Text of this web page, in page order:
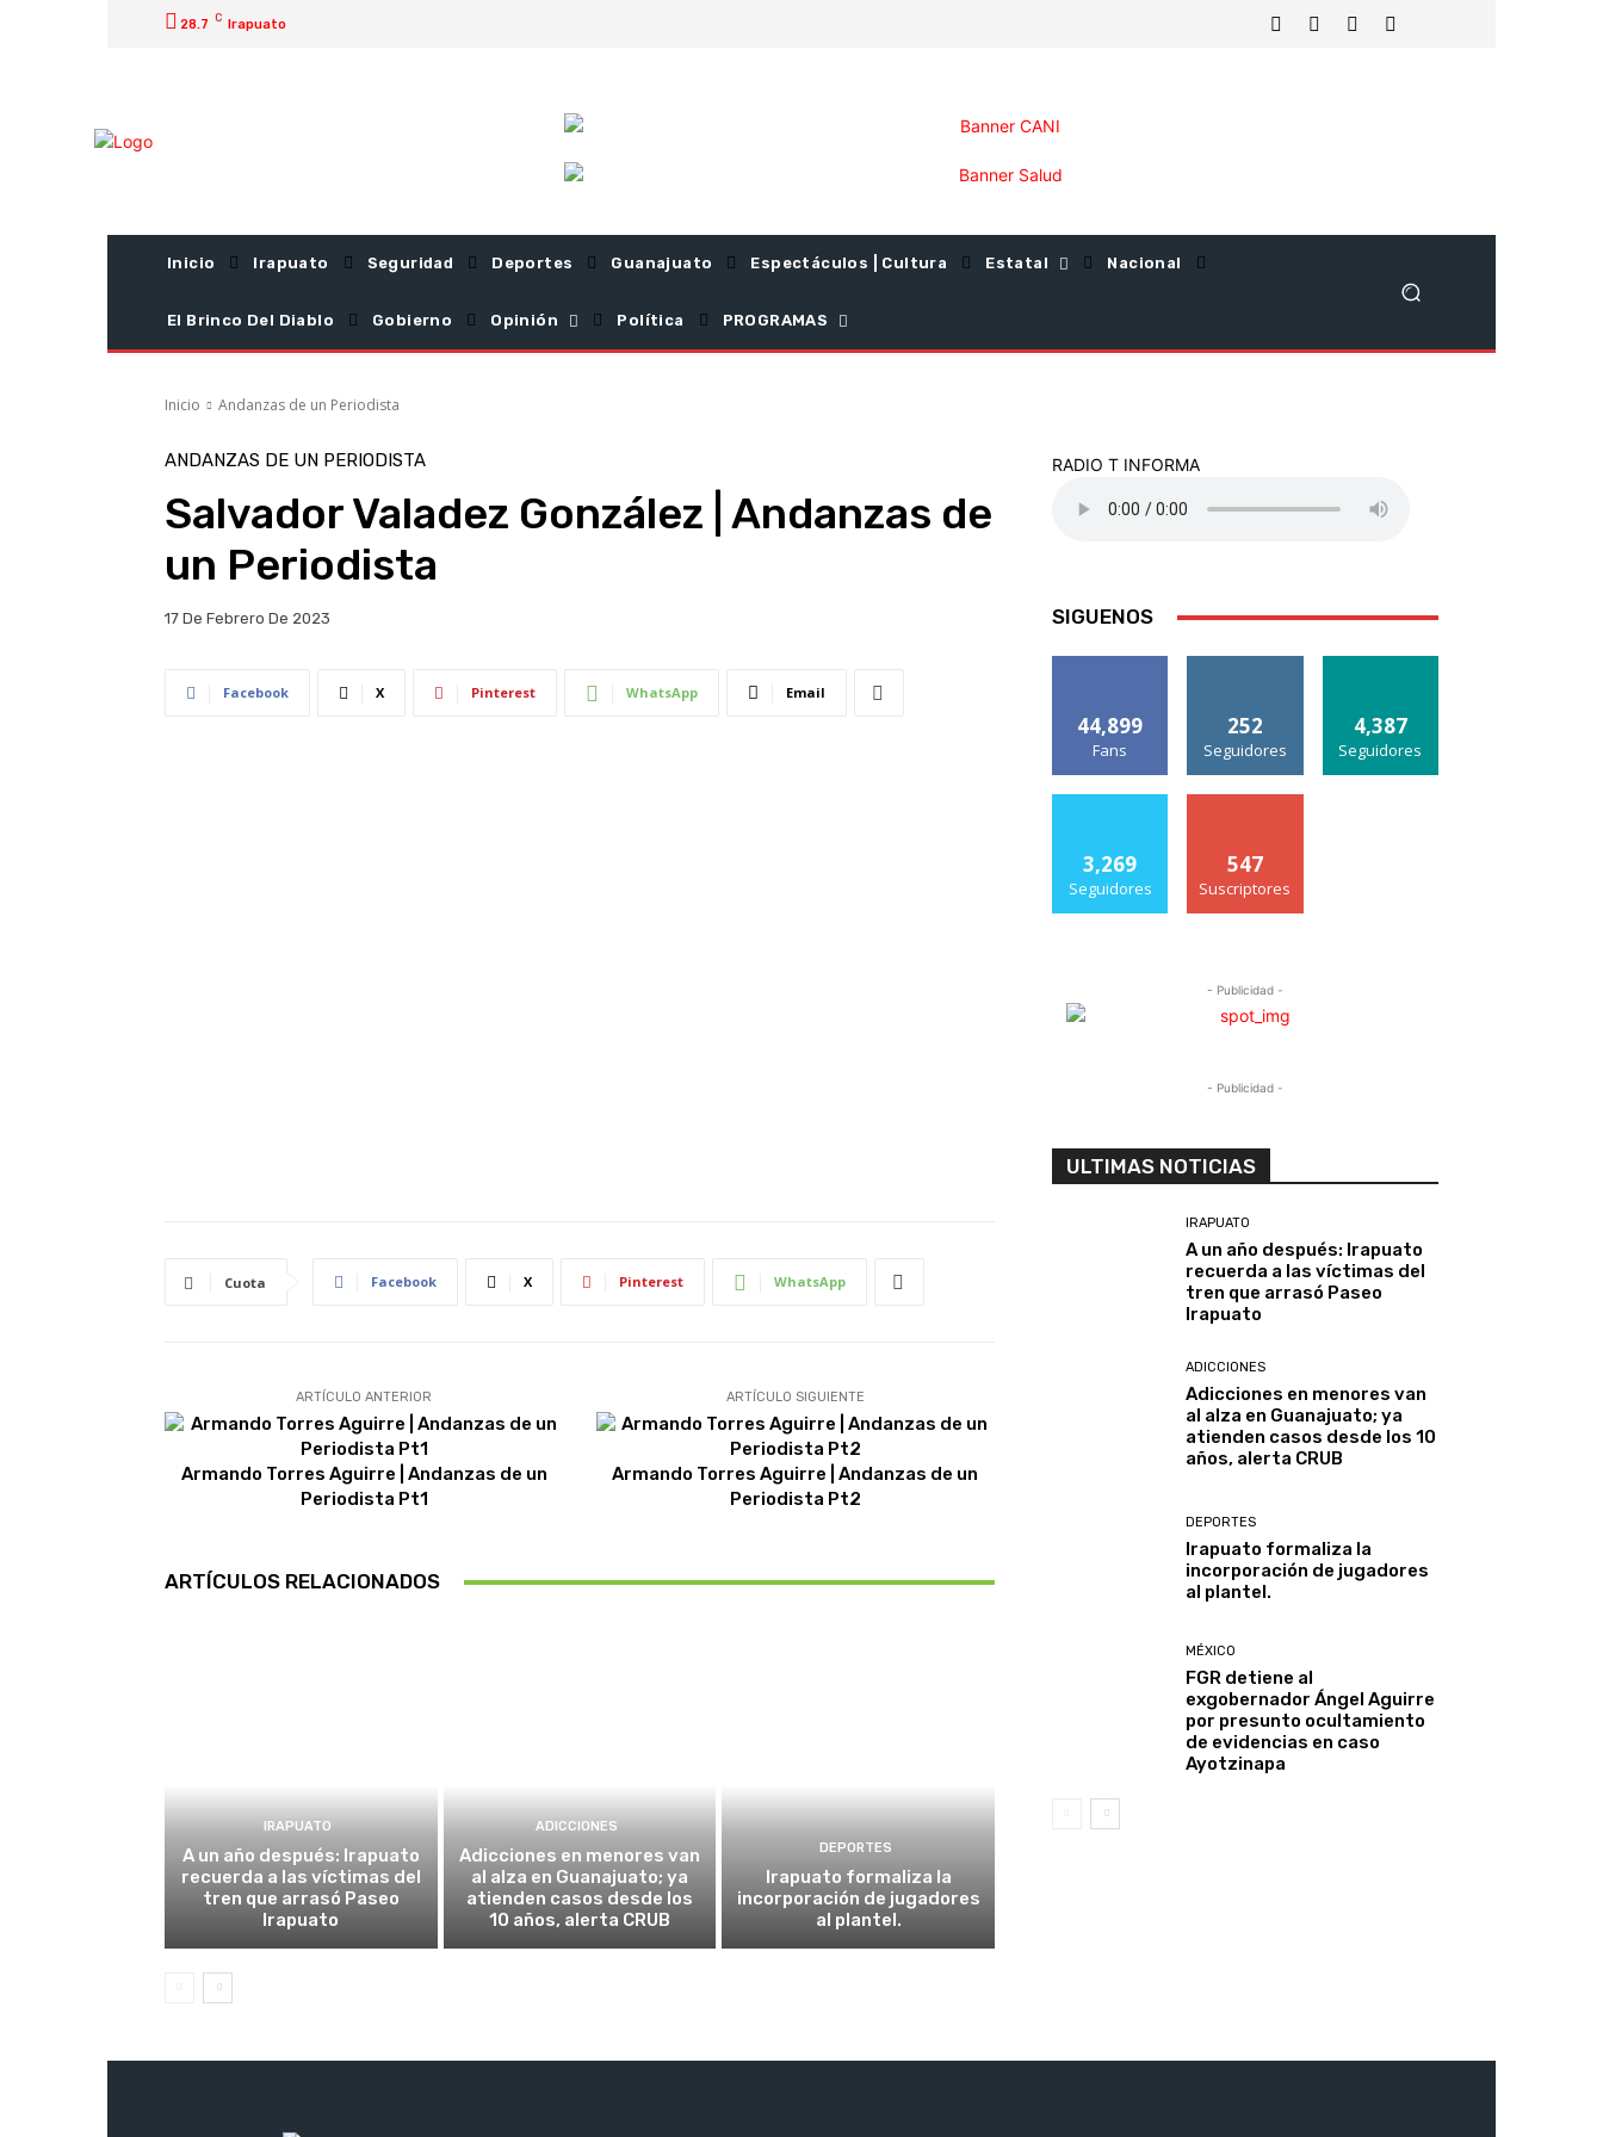
28.7 C Irapuato
Inicio Irapuato Seguridad Deportes Guanajuato Espectáculos | Cultura Estatal Nacional
El Brinco Del Diablo Gobierno Opinión Política PROGRAMAS
Inicio Andanzas de un Periodista
ANDANZAS DE UN PERIODISTA
Salvador Valadez González | Andanzas de
un Periodista
17 De Febrero De 2023
Facebook X Pinterest WhatsApp Email
Cuota Facebook X Pinterest WhatsApp
ARTÍCULO ANTERIOR
Armando Torres Aguirre | Andanzas de un
Periodista Pt1
ARTÍCULO SIGUIENTE
Armando Torres Aguirre | Andanzas de un
Periodista Pt2
ARTÍCULOS RELACIONADOS
IRAPUATO
A un año después: Irapuato
recuerda a las víctimas del
tren que arrasó Paseo
Irapuato
ADICCIONES
Adicciones en menores van
al alza en Guanajuato; ya
atienden casos desde los
10 años, alerta CRUB
DEPORTES
Irapuato formaliza la
incorporación de jugadores
al plantel.
RADIO T INFORMA
SIGUENOS
44,899
Fans
252
Seguidores
4,387
Seguidores
3,269
Seguidores
547
Suscriptores
- Publicidad -
- Publicidad -
ULTIMAS NOTICIAS
IRAPUATO
A un año después: Irapuato
recuerda a las víctimas del
tren que arrasó Paseo
Irapuato
ADICCIONES
Adicciones en menores van
al alza en Guanajuato; ya
atienden casos desde los 10
años, alerta CRUB
DEPORTES
Irapuato formaliza la
incorporación de jugadores
al plantel.
MÉXICO
FGR detiene al
exgobernador Ángel Aguirre
por presunto ocultamiento
de evidencias en caso
Ayotzinapa